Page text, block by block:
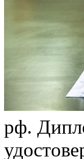
рф.